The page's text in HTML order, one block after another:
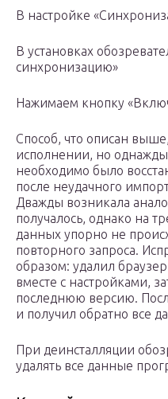
В настройке
В установках
синхронизацию»
Нажимаем кнопку
Способ, что описан
исполнении, но
необходимо было
после неудачного
Дважды возникала
получалось, однако на
данных упорно не
повторного запроса.
образом: удалил
вместе с настройками,
последнюю версию.
и получил обратно все
При деинсталляции
удалять все данные